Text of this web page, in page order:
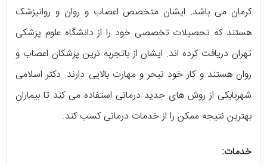
کرمان می باشد. ایشان متخصص اعصاب و روان و روانپزشک
هستند که تحصیلات تخصصی خود را از دانشگاه علوم پزشکی
تهران دریافت کرده اند. ایشان از باتجربه ترین پزشکان اعصاب و
روان هستند و کار خود تبحر و مهارت بالایی دارند. دکتر اسلامی
شهربابکی از روش های جدید درمانی استفاده می کند تا بیماران
بهترین نتیجه ممکن را از خدمات درمانی کسب کند.
خدمات: